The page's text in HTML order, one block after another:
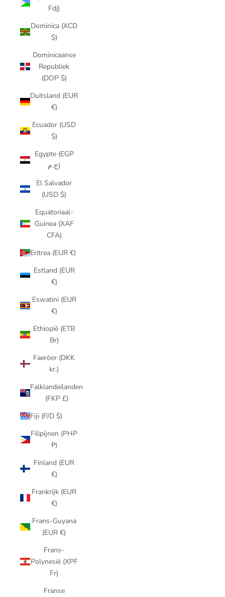
Fdj)
Dominica (XCD
$)
Dominicaanse
Republiek
(DOP $)
Duitsland (EUR
€)
Ecuador (USD
$)
Egypte (EGP
ج.م)
El Salvador
(USD $)
Equatoriaal-
Guinea (XAF
CFA)
Eritrea (EUR €)
Estland (EUR
€)
Eswatini (EUR
€)
Ethiopië (ETB
Br)
Faeröer (DKK
kr.)
Falklandeilanden
(FKP £)
Fiji (FJD $)
Filipijnen (PHP
₱)
Finland (EUR
€)
Frankrijk (EUR
€)
Frans-Guyana
(EUR €)
Frans-
Polynesië (XPF
Fr)
Franse